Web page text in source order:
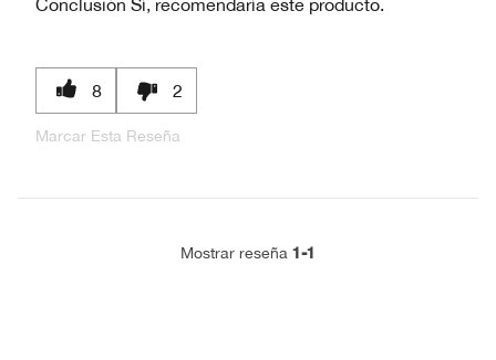
8 2
Marcar Esta Reseña
Mostrar reseña 1-1